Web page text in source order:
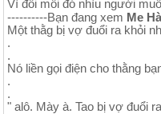
Vì đôi môi đó nhìu người
----------Bạn đang xem Me
Một thằg bị vợ đuổi ra khỏi
.
.
Nó liền gọi điện cho thằng
.
.
" alô. Mày à. Tao bị vợ đuổi